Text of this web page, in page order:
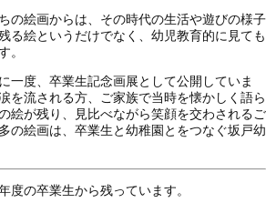
の絵画からは、その時代の生活や遊びの様子
る絵というだけでなく、幼児教育的に見ても
。
一度、卒業生記念画展として公開していま
を流される方、ご家族で当時を懐かしく語ら
絵が残り、見比べながら笑顔を交わされるご
の絵画は、卒業生と幼稚園とをつなぐ坂戸幼
の卒業生から残っています。